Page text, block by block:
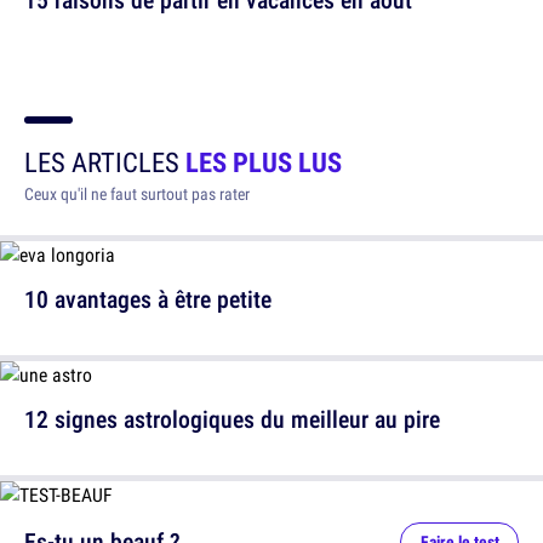
LES ARTICLES LES PLUS LUS
Ceux qu'il ne faut surtout pas rater
10 avantages à être petite
12 signes astrologiques du meilleur au pire